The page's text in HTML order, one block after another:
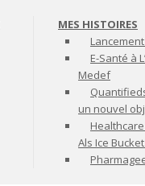
MES HISTOIRES
E-Santé à
Medef
un nouvel
Als Ice